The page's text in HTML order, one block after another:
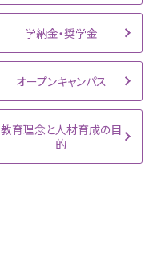
学納金・奨学金
オープンキャンパス
教育理念と人材育成の目
的